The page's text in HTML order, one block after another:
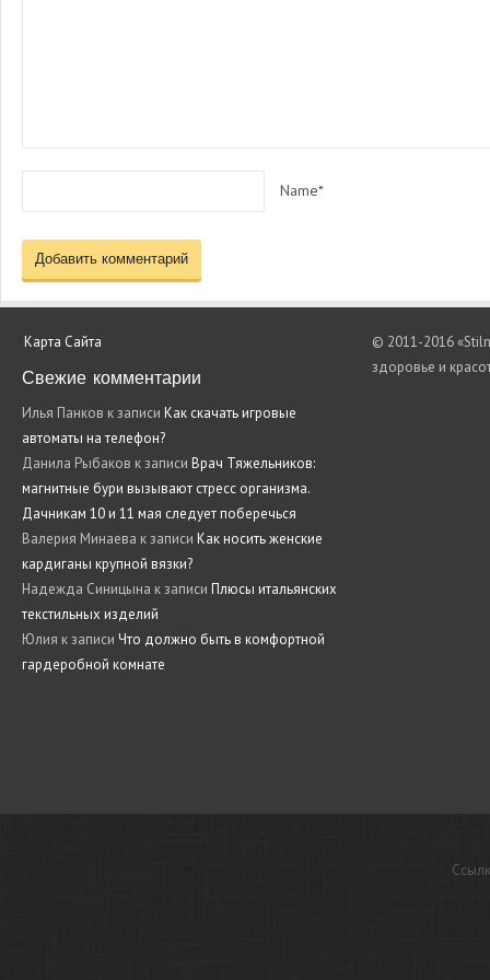
Name*
Карта Сайта
Свежие комментарии
Илья Панков к записи Как скачать игровые
автоматы на телефон?
Данила Рыбаков к записи Врач Тяжельников:
магнитные бури вызывают стресс организма.
Дачникам 10 и 11 мая следует поберечься
Валерия Минаева к записи Как носить женские
кардиганы крупной вязки?
Надежда Синицына к записи Плюсы итальянских
текстильных изделий
Юлия к записи Что должно быть в комфортной
гардеробной комнате
© 2011-2016
здоровье и